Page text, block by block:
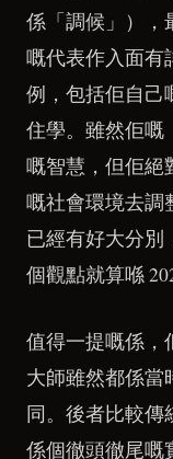
係「調候」），
嘅代表作入面有
例，包括佢自己
住學。雖然佢嘅
嘅智慧，但佢絕
嘅社會環境去調
已經有好大分別
個觀點就算喺
值得一提嘅係，
大師雖然都係當
同。後者比較傳
係個徹頭徹尾嘅